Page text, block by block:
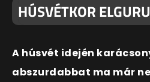
HÚSVÉTKOR
A húsvét idején
abszurdabbat ma már